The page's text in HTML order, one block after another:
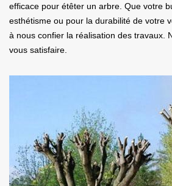
efficace pour étêter un arbre. Que votre
esthétisme ou pour la durabilité de votre
à nous confier la réalisation des travaux.
vous satisfaire.